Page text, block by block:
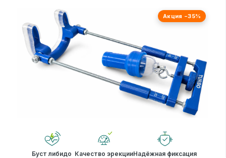
Акция −35%
Буст либидо Качество эрекцииНадёжная фиксация